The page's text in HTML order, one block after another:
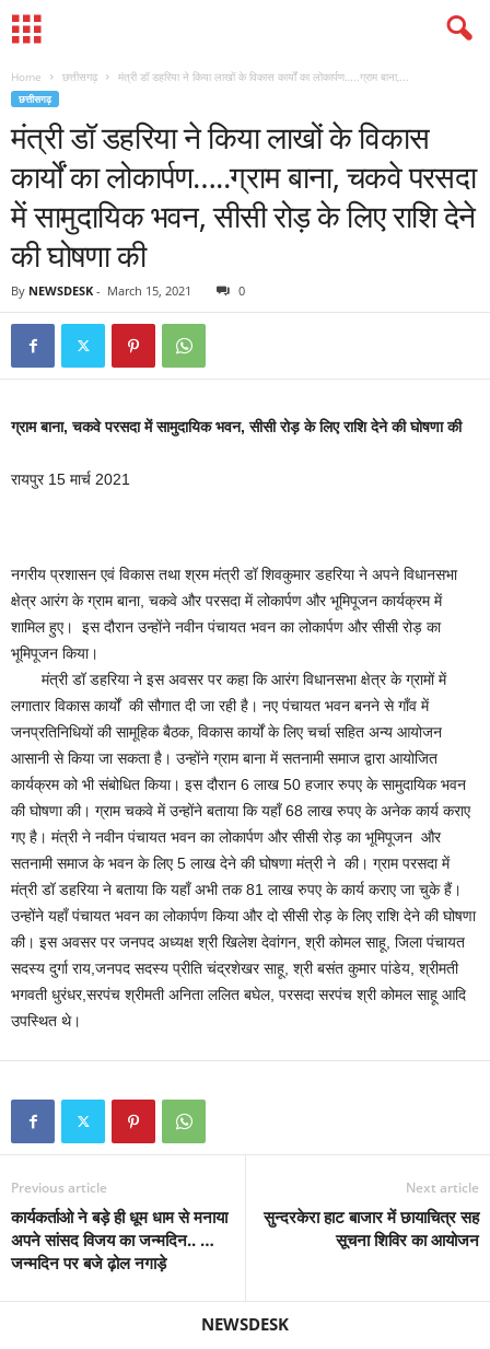
Home छत्तीसगढ़ मंत्री डॉ डहरिया ने किया लाखों के विकास कार्यों का लोकार्पण…..ग्राम बाना,...
छत्तीसगढ़
मंत्री डॉ डहरिया ने किया लाखों के विकास
कार्यों का लोकार्पण…..ग्राम बाना, चकवे परसदा
में सामुदायिक भवन, सीसी रोड़ के लिए राशि देने
की घोषणा की
By NEWSDESK - March 15, 2021 0
ग्राम बाना, चकवे परसदा में सामुदायिक भवन, सीसी रोड़ के लिए राशि देने की घोषणा की
रायपुर 15 मार्च 2021
नगरीय प्रशासन एवं विकास तथा श्रम मंत्री डॉ शिवकुमार डहरिया ने अपने विधानसभा
क्षेत्र आरंग के ग्राम बाना, चकवे और परसदा में लोकार्पण और भूमिपूजन कार्यक्रम में
शामिल हुए। इस दौरान उन्होंने नवीन पंचायत भवन का लोकार्पण और सीसी रोड़ का
भूमिपूजन किया।
मंत्री डॉ डहरिया ने इस अवसर पर कहा कि आरंग विधानसभा क्षेत्र के ग्रामों में
लगातार विकास कार्यों की सौगात दी जा रही है। नए पंचायत भवन बनने से गाँव में
जनप्रतिनिधियों की सामूहिक बैठक, विकास कार्यों के लिए चर्चा सहित अन्य आयोजन
आसानी से किया जा सकता है। उन्होंने ग्राम बाना में सतनामी समाज द्वारा आयोजित
कार्यक्रम को भी संबोधित किया। इस दौरान 6 लाख 50 हजार रुपए के सामुदायिक भवन
की घोषणा की। ग्राम चकवे में उन्होंने बताया कि यहाँ 68 लाख रुपए के अनेक कार्य कराए
गए है। मंत्री ने नवीन पंचायत भवन का लोकार्पण और सीसी रोड़ का भूमिपूजन और
सतनामी समाज के भवन के लिए 5 लाख देने की घोषणा मंत्री ने की। ग्राम परसदा में
मंत्री डॉ डहरिया ने बताया कि यहाँ अभी तक 81 लाख रुपए के कार्य कराए जा चुके हैं।
उन्होंने यहाँ पंचायत भवन का लोकार्पण किया और दो सीसी रोड़ के लिए राशि देने की घोषणा
की। इस अवसर पर जनपद अध्यक्ष श्री खिलेश देवांगन, श्री कोमल साहू, जिला पंचायत
सदस्य दुर्गा राय,जनपद सदस्य प्रीति चंद्रशेखर साहू, श्री बसंत कुमार पांडेय, श्रीमती
भगवती धुरंधर,सरपंच श्रीमती अनिता ललित बघेल, परसदा सरपंच श्री कोमल साहू आदि
उपस्थित थे।
Previous article
कार्यकर्ताओ ने बड़े ही धूम धाम से मनाया
अपने सांसद विजय का जन्मदिन.. …
जन्मदिन पर बजे ढ़ोल नगाड़े
Next article
सुन्दरकेरा हाट बाजार में छायाचित्र सह
सूचना शिविर का आयोजन
NEWSDESK